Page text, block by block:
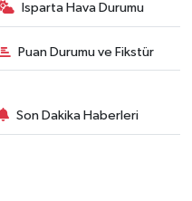
Isparta Hava Durumu
Puan Durumu ve Fikstür
Son Dakika Haberleri